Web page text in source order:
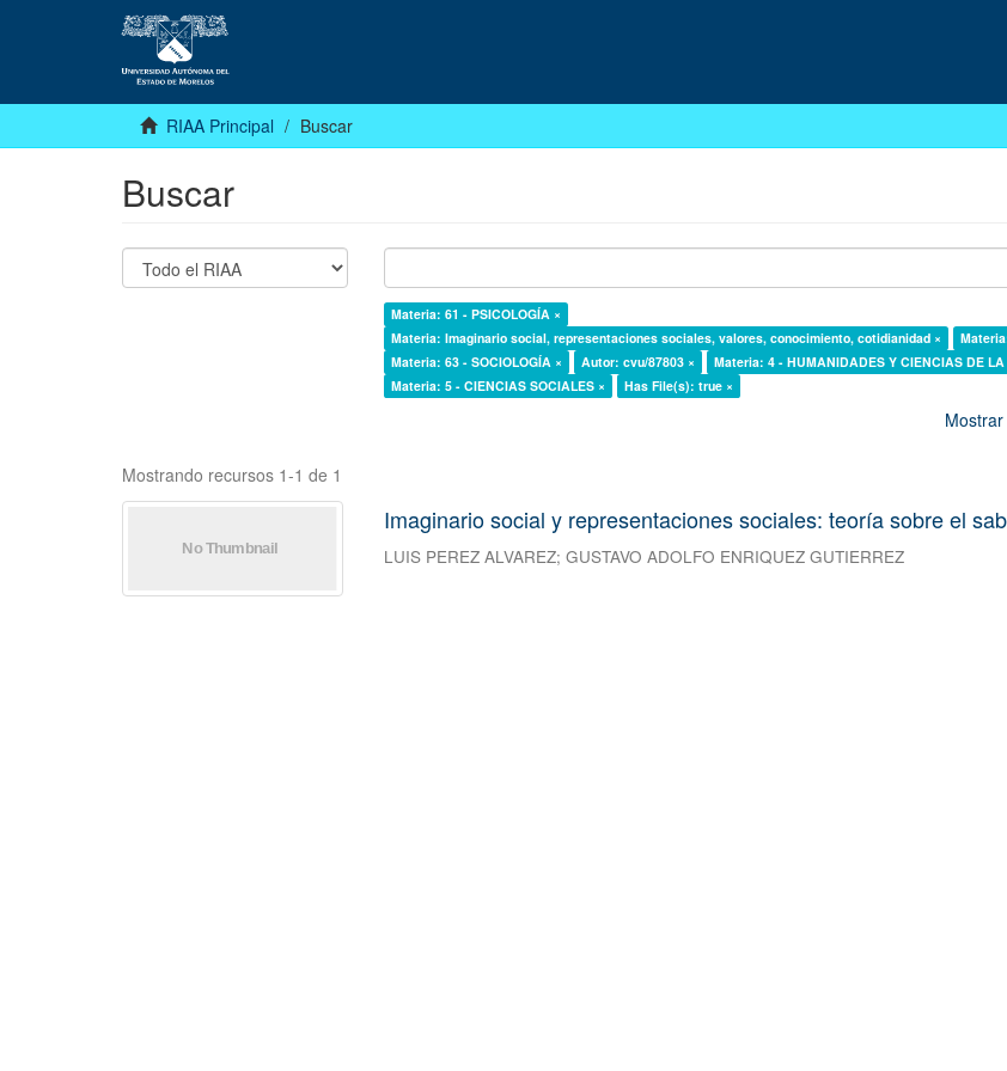
RIAA Principal Buscar
Buscar
Materia: 61 - PSICOLOGÍA ×
Materia: Imaginario social, representaciones sociales, valores, conocimiento, cotidianidad ×
Materia: 63 - SOCIOLOGÍA ×
Autor: cvu/87803 ×
Materia: 4 - HUMANIDADES Y CIENCIAS DE LA
Materia: 5 - CIENCIAS SOCIALES ×
Has File(s): true ×
Mostrando recursos 1-1 de 1
Imaginario social y representaciones sociales: teoría sobre el
LUIS PEREZ ALVAREZ;GUSTAVO ADOLFO ENRIQUEZ GUTIERREZ